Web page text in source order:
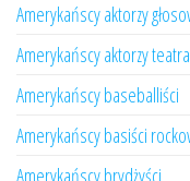
Amerykańscy aktorzy
Amerykańscy aktorzy
Amerykańscy baseballiści
Amerykańscy basiści
Amerykańscy brydżyści